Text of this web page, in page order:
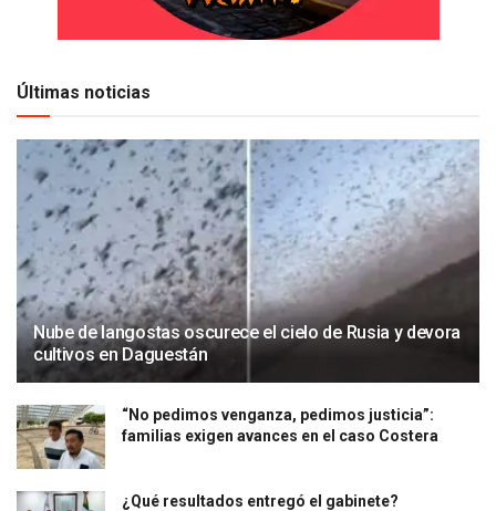
Últimas noticias
Nube de langostas oscurece el cielo de Rusia y devora
cultivos en Daguestán
“No pedimos venganza, pedimos justicia”:
familias exigen avances en el caso Costera
¿Qué resultados entregó el gabinete?